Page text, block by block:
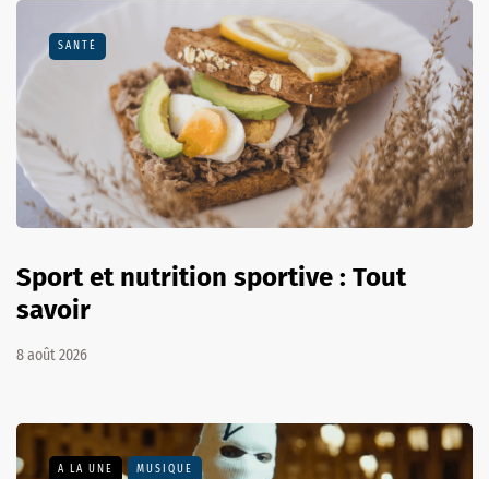
SANTÉ
Sport et nutrition sportive : Tout
savoir
8 août 2026
A LA UNE MUSIQUE